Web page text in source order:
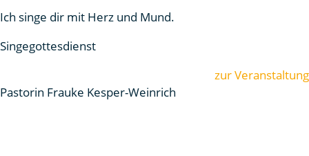
Ich singe dir mit Herz und Mund.
Singegottesdienst
zur Veranstaltung
Pastorin Frauke Kesper-Weinrich